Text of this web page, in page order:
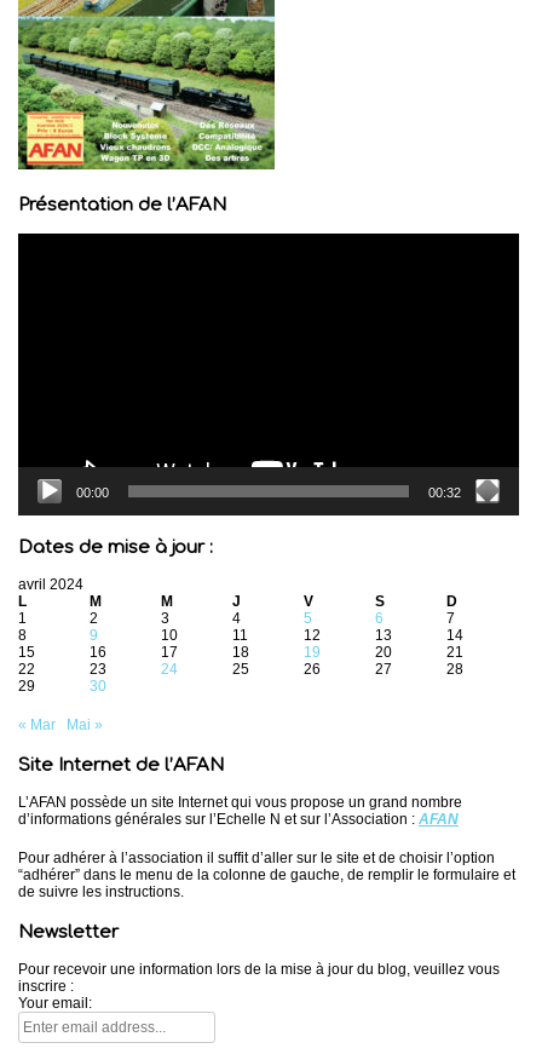
Présentation de l’AFAN
00:00 00:32
Dates de mise à jour :
avril 2024
L
M M J V S
D
1
2 3 4 5 6
7
8
9 10 11 12 13
14
15
16 17 18 19 20
21
22
23 24 25 26 27
28
29
30
« Mar Mai »
Site Internet de l’AFAN
L’AFAN possède un site Internet qui vous propose un grand nombre
d’informations générales sur l’Echelle N et sur l’Association : AFAN
Pour adhérer à l’association il suffit d’aller sur le site et de choisir l’option
“adhérer” dans le menu de la colonne de gauche, de remplir le formulaire et
de suivre les instructions.
Newsletter
Pour recevoir une information lors de la mise à jour du blog, veuillez vous
inscrire :
Your email: